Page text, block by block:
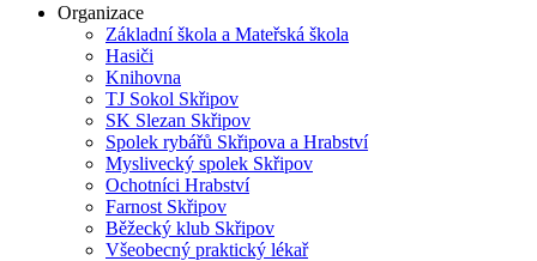
Organizace
Základní škola a Mateřská škola
Hasiči
Knihovna
TJ Sokol Skřipov
SK Slezan Skřipov
Spolek rybářů Skřipova a Hrabství
Myslivecký spolek Skřipov
Ochotníci Hrabství
Farnost Skřipov
Běžecký klub Skřipov
Všeobecný praktický lékař